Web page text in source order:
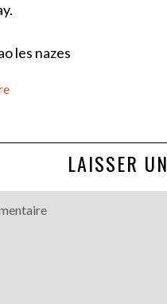
les nazes
LAISSER